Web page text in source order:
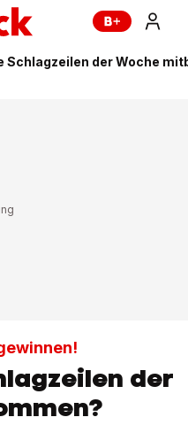
Schlagzeilen der Woche
der